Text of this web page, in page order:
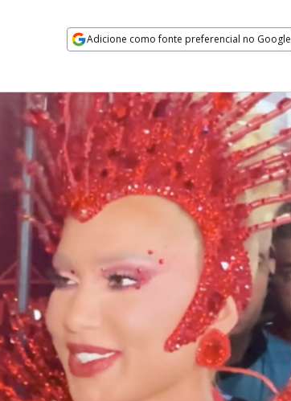
Adicione como fonte preferencial no Google